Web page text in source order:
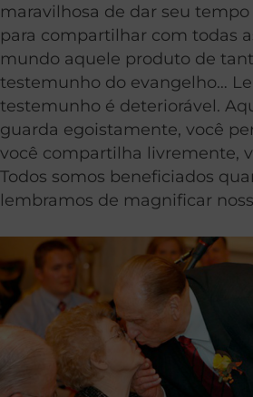
maravilhosa de dar seu
para compartilhar com todas
mundo aquele produto de
testemunho do evangelho…
testemunho é deteriorável.
guarda egoistamente, você
você compartilha livremente,
Todos somos beneficiados
lembramos de magnificar